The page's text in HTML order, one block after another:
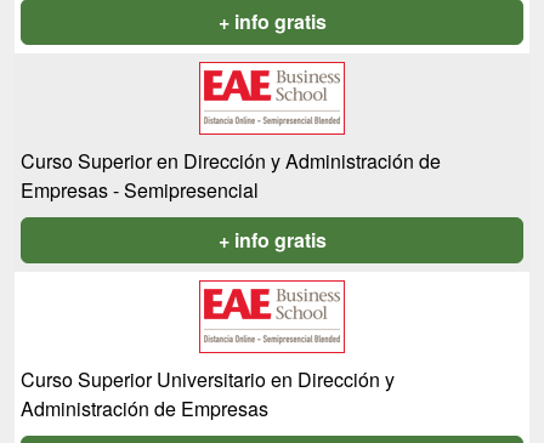
+ info gratis
Curso Superior en Dirección y Administración de
Empresas - Semipresencial
+ info gratis
Curso Superior Universitario en Dirección y
Administración de Empresas